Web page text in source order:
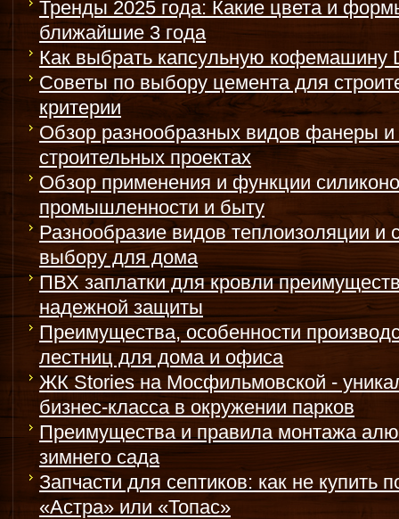
Тренды 2025 года: Какие цвета и
ближайшие 3 года
Как выбрать капсульную кофемашину
Советы по выбору цемента для
критерии
Обзор разнообразных видов фанеры и
строительных проектах
Обзор применения и функции
промышленности и быту
Разнообразие видов теплоизоляции и
выбору для дома
ПВХ заплатки для кровли
надежной защиты
Преимущества, особенности
лестниц для дома и офиса
ЖК Stories на Мосфильмовской -
бизнес-класса в окружении парков
Преимущества и правила монтажа
зимнего сада
Запчасти для септиков: как не купить
«Астра» или «Топас»